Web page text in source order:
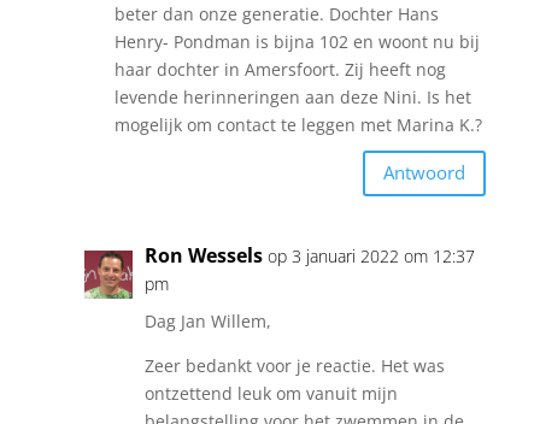
beter dan onze generatie. Dochter Hans
Henry- Pondman is bijna 102 en woont nu bij
haar dochter in Amersfoort. Zij heeft nog
levende herinneringen aan deze Nini. Is het
mogelijk om contact te leggen met Marina K.?
Antwoord
Ron Wessels op 3 januari 2022 om 12:37
pm
Dag Jan Willem,
Zeer bedankt voor je reactie. Het was
ontzettend leuk om vanuit mijn